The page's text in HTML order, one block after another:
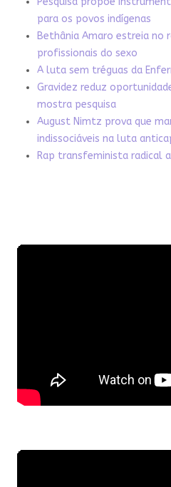
para os povos indígenas
Bethânia Amaro estreia no
profissionais do sexo
A luta sem tréguas da
Gravidez reduz
mostra pesquisa
August Nimtz prova que
indissociáveis na luta
Rap transfeminista radical